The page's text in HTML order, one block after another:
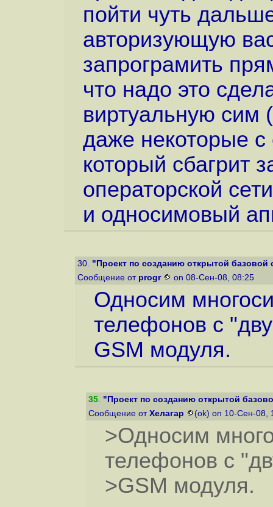
пойти чуть
авторизующую
запрограмить
что надо это
виртуальную сим
даже некоторые
который сбагрит
операторской
и односимовый
30. "Проект по созданию открытой базовой
Сообщение от progr on 08-Сен-08, 08:25
Односим
телефонов с
GSM модуля.
35. "Проект по созданию открытой
Сообщение от Хелагар (ok) on 10-Сен-08,
>Односим
телефонов с
>GSM модуля.